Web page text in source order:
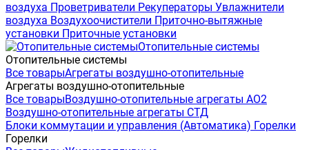
воздуха Проветриватели Рекуператоры Увлажнители
воздуха Воздухоочистители Приточно-вытяжные
установки Приточные установки
Отопительные системы
Отопительные системы
Все товарыАгрегаты воздушно-отопительные
Агрегаты воздушно-отопительные
Все товарыВоздушно-отопительные агрегаты АО2
Воздушно-отопительные агрегаты СТД
Блоки коммутации и управления (Автоматика) Горелки
Горелки